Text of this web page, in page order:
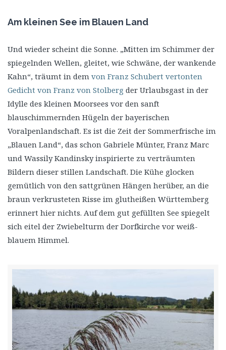
Am kleinen See im Blauen Land
Und wieder scheint die Sonne. „Mitten im Schimmer der
spiegelnden Wellen, gleitet, wie Schwäne, der wankende
Kahn“, träumt in dem von Franz Schubert vertonten
Gedicht von Franz von Stolberg der Urlaubsgast in der
Idylle des kleinen Moorsees vor den sanft
blauschimmernden Hügeln der bayerischen
Voralpenlandschaft. Es ist die Zeit der Sommerfrische im
„Blauen Land“, das schon Gabriele Münter, Franz Marc
und Wassily Kandinsky inspirierte zu verträumten
Bildern dieser stillen Landschaft. Die Kühe glocken
gemütlich von den sattgrünen Hängen herüber, an die
braun verkrusteten Risse im glutheißen Württemberg
erinnert hier nichts. Auf dem gut gefüllten See spiegelt
sich eitel der Zwiebelturm der Dorfkirche vor weiß-
blauem Himmel.